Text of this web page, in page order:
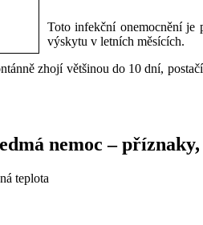
Toto infekční onemocnění je
výskytu v letních měsících.
zhojí většinou do 10 dní,
nemoc –
teplota